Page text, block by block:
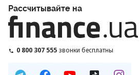
Рассчитывайте на
0 800 307 555 звонки бесплатны